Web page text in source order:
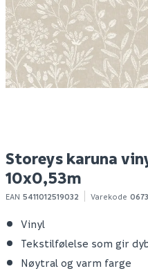
13
10+ stk
Klikk & Hent
Storeys karuna
10x0,53m
EAN 5411012519032 Varekode
Vinyl
Tekstilfølelse som gir
Nøytral og varm farge